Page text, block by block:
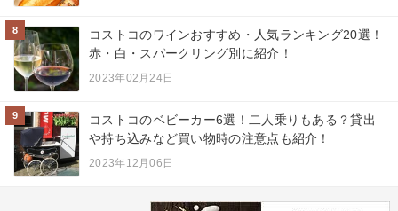
8
コストコのワインおすすめ・人気ランキング20選！
赤・白・スパークリング別に紹介！
2023年02月24日
9
コストコのベビーカー6選！二人乗りもある？貸出
や持ち込みなど買い物時の注意点も紹介！
2023年12月06日